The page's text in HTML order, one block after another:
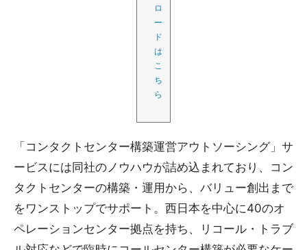
ロ
ー
ド
は
こ
ち
ら
「コンタクトセンター構築運営アウトソーシング」サ
ービスには同社のノウハウが詰め込まれており、コン
タクトセンターの構築・運用から、バリュー創出まで
をワンストップでサポート。西日本を中心に40のオ
ペレーションセンター拠点を持ち、リコール・トラブ